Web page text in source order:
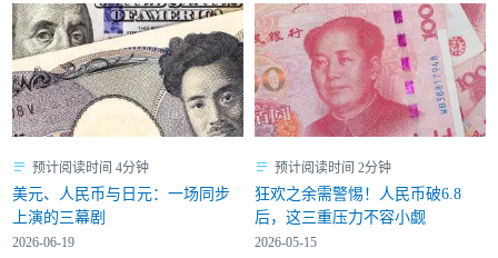
预计阅读时间 4分钟
美元、人民币与日元：一场同步
上演的三幕剧
2026-06-19
预计阅读时间 2分钟
狂欢之余需警惕！人民币破6.8
后，这三重压力不容小觑
2026-05-15